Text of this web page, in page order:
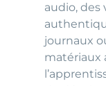
audio, des
journaux
matériaux